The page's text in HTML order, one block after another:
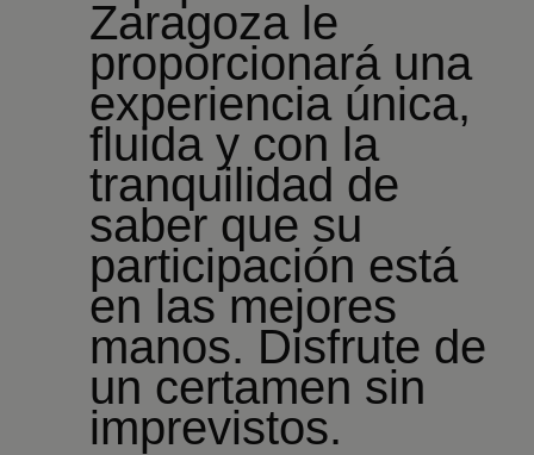
Zaragoza le
proporcionará una
experiencia única,
fluida y con la
tranquilidad de
saber que su
participación está
en las mejores
manos. Disfrute de
un certamen sin
imprevistos.